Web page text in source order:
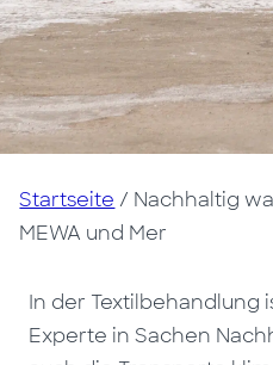
Startseite / Nachhaltig
MEWA und Mer
In der Textilbehandlung
Experte in Sachen